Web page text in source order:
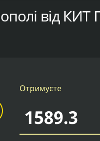
від КИТ
Отримуєте